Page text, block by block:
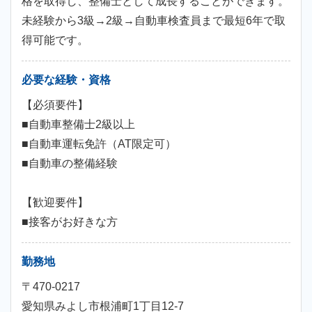
未経験から3級→2級→自動車検査員まで最短6年で取
得可能です。
必要な経験・資格
【必須要件】
■自動車整備士2級以上
■自動車運転免許（AT限定可）
■自動車の整備経験
【歓迎要件】
■接客がお好きな方
勤務地
〒470-0217
愛知県みよし市根浦町1丁目12-7